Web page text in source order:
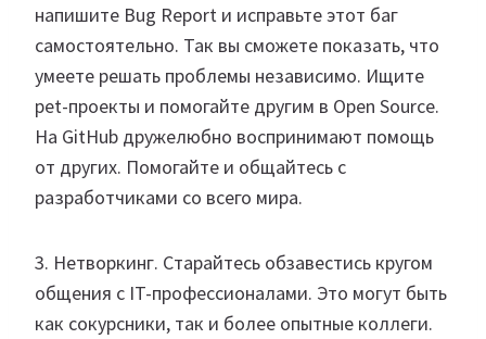
напишите Bug Report и исправьте этот баг
самостоятельно. Так вы сможете показать, что
умеете решать проблемы независимо. Ищите
pet-проекты и помогайте другим в Open Source.
На GitHub дружелюбно воспринимают помощь
от других. Помогайте и общайтесь с
разработчиками со всего мира.
3. Нетворкинг. Старайтесь обзавестись кругом
общения с IT-профессионалами. Это могут быть
как сокурсники, так и более опытные коллеги.